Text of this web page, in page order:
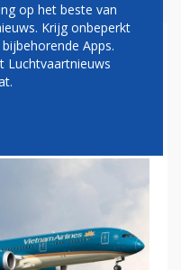
WIL IN
op het beste van
Krijg onbeperkt
Apps.
Luchtvaartnieuws